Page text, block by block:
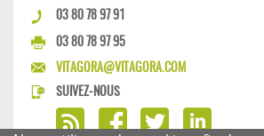
03 80 78 97 91
03 80 78 97 95
VITAGORA@VITAGORA.COM
SUIVEZ-NOUS